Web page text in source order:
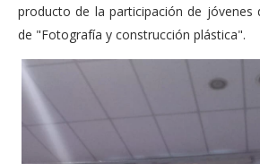
producto de la participación de jóvenes
de "Fotografía y construcción plástica".